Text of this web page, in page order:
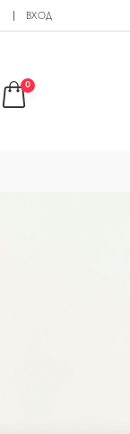
ВХОД
0